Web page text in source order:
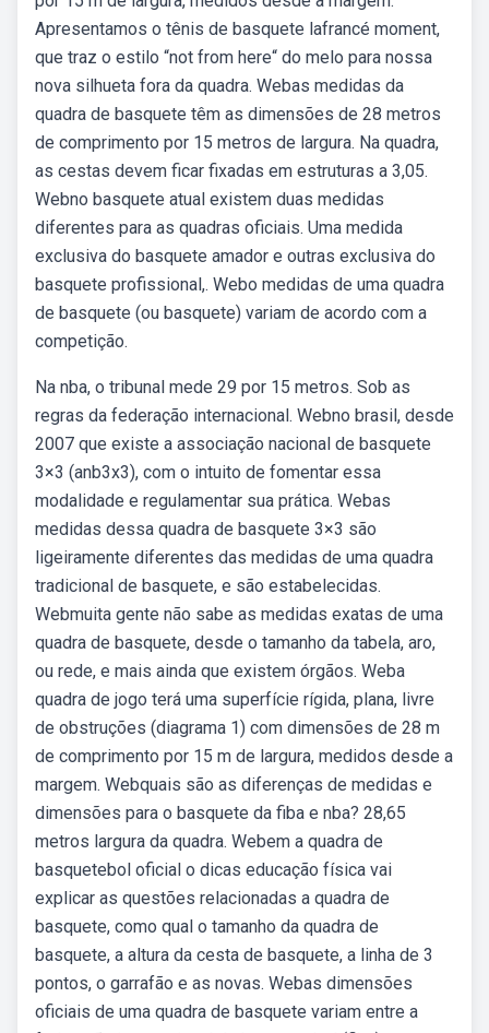
Apresentamos o tênis de basquete lafrancé moment,
que traz o estilo “not from here“ do melo para nossa
nova silhueta fora da quadra. Webas medidas da
quadra de basquete têm as dimensões de 28 metros
de comprimento por 15 metros de largura. Na quadra,
as cestas devem ficar fixadas em estruturas a 3,05.
Webno basquete atual existem duas medidas
diferentes para as quadras oficiais. Uma medida
exclusiva do basquete amador e outras exclusiva do
basquete profissional,. Webo medidas de uma quadra
de basquete (ou basquete) variam de acordo com a
competição.
Na nba, o tribunal mede 29 por 15 metros. Sob as
regras da federação internacional. Webno brasil, desde
2007 que existe a associação nacional de basquete
3×3 (anb3x3), com o intuito de fomentar essa
modalidade e regulamentar sua prática. Webas
medidas dessa quadra de basquete 3×3 são
ligeiramente diferentes das medidas de uma quadra
tradicional de basquete, e são estabelecidas.
Webmuita gente não sabe as medidas exatas de uma
quadra de basquete, desde o tamanho da tabela, aro,
ou rede, e mais ainda que existem órgãos. Weba
quadra de jogo terá uma superfície rígida, plana, livre
de obstruções (diagrama 1) com dimensões de 28 m
de comprimento por 15 m de largura, medidos desde a
margem. Webquais são as diferenças de medidas e
dimensões para o basquete da fiba e nba? 28,65
metros largura da quadra. Webem a quadra de
basquetebol oficial o dicas educação física vai
explicar as questões relacionadas a quadra de
basquete, como qual o tamanho da quadra de
basquete, a altura da cesta de basquete, a linha de 3
pontos, o garrafão e as novas. Webas dimensões
oficiais de uma quadra de basquete variam entre a